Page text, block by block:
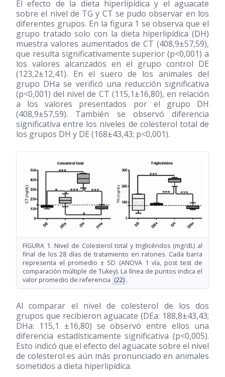
El efecto de la dieta hiperlipídica y el aguacate
sobre el nivel de TG y CT se pudo observar en los
diferentes grupos. En la figura 1 se observa que el
grupo tratado solo con la dieta hiperlipídica (DH)
muestra valores aumentados de CT (408,9±57,59),
que resulta significativamente superior (p<0,001) a
los valores alcanzados en el grupo control DE
(123,2±12,41). En el suero de los animales del
grupo DHa se verificó una reducción significativa
(p<0,001) del nivel de CT (115,1±16,80), en relación
a los valores presentados por el grupo DH
(408,9±57,59). También se observó diferencia
significativa entre los niveles de colesterol total de
los grupos DH y DE (168±43,43; p<0,001).
FIGURA 1. Nivel de Colesterol total y triglicéridos (mg/dL) al
final de los 28 días de tratamiento en ratones. Cada barra
representa el promedio ± SD (ANOVA 1 vía, post test de
comparación múltiple de Tukey). La línea de puntos indica el
valor promedio de referencia (22) .
Al comparar el nivel de colesterol de los dos
grupos que recibieron aguacate (DEa: 188,8±43,43;
DHa: 115,1 ±16,80) se observó entre ellos una
diferencia estadísticamente significativa (p<0,005).
Esto indicó que el efecto del aguacate sobre el nivel
de colesterol es aún más pronunciado en animales
sometidos a dieta hiperlipídica.